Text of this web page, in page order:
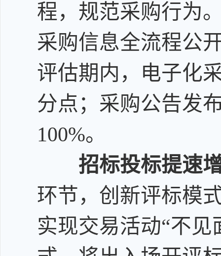
程，规范采购行为
采购信息全流程公
评估期内，电子化
分点；采购公告发
100%。
招标投标提速
环节，创新评标模
实现交易活动“不见